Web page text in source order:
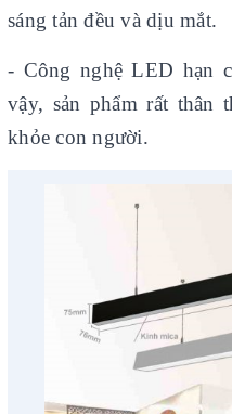
sáng tản đều và dịu mắt.
- Công nghệ LED hạn
vậy, sản phẩm rất thân
khỏe con người.